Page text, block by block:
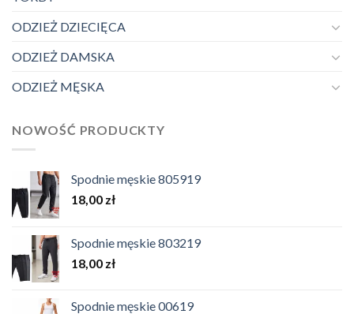
ODZIEŻ DZIECIĘCA
ODZIEŻ DAMSKA
ODZIEŻ MĘSKA
NOWOŚĆ PRODUCKTY
Spodnie męskie 805919
18,00 zł
Spodnie męskie 803219
18,00 zł
Spodnie męskie 00619